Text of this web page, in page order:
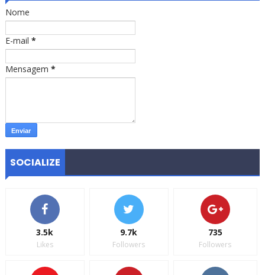
Nome
E-mail *
Mensagem *
SOCIALIZE
3.5k
Likes
9.7k
Followers
735
Followers